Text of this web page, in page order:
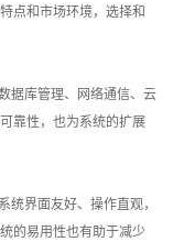
点和市场环境，选择和
据库管理、网络通信、云
靠性，也为系统的扩展
统界面友好、操作直观，
的易用性也有助于减少